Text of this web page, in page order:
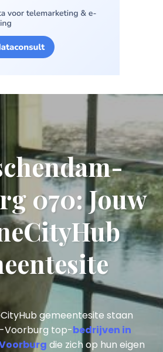
070: Jouw
gemeentesite staan
Voorburg top-bedrijven in
die zich op hun eigen